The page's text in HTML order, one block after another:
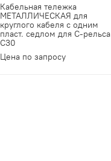
Кабельная тележка
МЕТАЛЛИЧЕСКАЯ для
круглого кабеля с одним
пласт. седлом для С-рельса
С30
Цена по запросу